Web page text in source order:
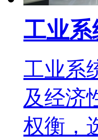
工业系
工业系
及经济
权衡，